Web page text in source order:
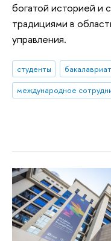
богатой историей и
традициями в
управления.
студенты бакалавриат
международное